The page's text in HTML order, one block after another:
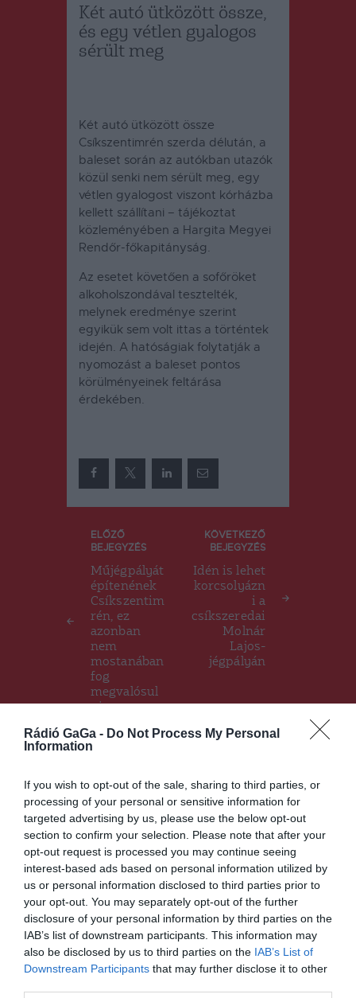
Rádió GaGa - Do Not Process My Personal
Information
If you wish to opt-out of the sale, sharing to third parties, or
processing of your personal or sensitive information for
targeted advertising by us, please use the below opt-out
section to confirm your selection. Please note that after your
opt-out request is processed you may continue seeing
interest-based ads based on personal information utilized by
us or personal information disclosed to third parties prior to
your opt-out. You may separately opt-out of the further
disclosure of your personal information by third parties on the
IAB’s list of downstream participants. This information may
also be disclosed by us to third parties on the IAB’s List of
Downstream Participants that may further disclose it to other
Két autó ütközött össze,
és egy vétlen gyalogos
sérült meg
Két autó ütközött össze
Csíkszentimrén szerda délután, a
baleset során az autókban utazók
közül senki nem sérült meg, egy
vétlen gyalogost viszont kórházba
kellett szállítani – tájékoztat
közleményében a Hargita Megyei
Rendőr-főkapitányság.
Az esetet követően a sofőröket
alkoholszondával tesztelték,
melynek eredménye szerint
egyikük sem volt ittas a történtek
idején. A hatóságiak folytatják a
nyomozást a baleset pontos
körülményeinek feltárása
érdekében.
Bejegyzés
navigáció
ELŐZŐ
BEJEGYZÉS
Műjégpályát
építenének
Csíkszentim
rén, ez
azonban
nem
mostanában
fog
megvalósul
ni
KÖVETKEZŐ
BEJEGYZÉS
Idén is lehet
korcsolyázn
i a
csíkszeredai
Molnár
Lajos-
jégpályán
CSÍKSZÉK,GYERGYÓSZÉK,
UDVARHELYSZÉK
Utakra fordított pénz a
Hargita Megyei Tanács
hitelkeretéből